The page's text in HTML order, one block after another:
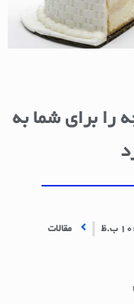
را برای شما به
ب.ظ مقالات